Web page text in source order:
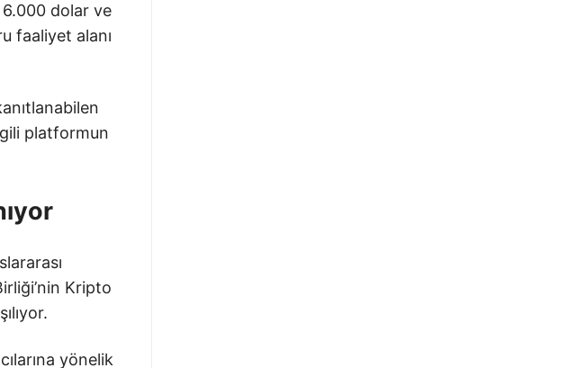
6.000 dolar ve
faaliyet alanı
platformun
Kripto
yönelik